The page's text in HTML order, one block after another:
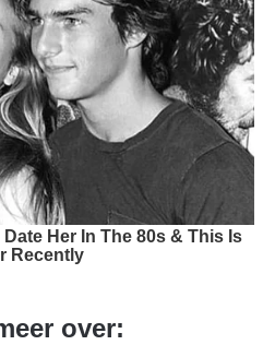
Her In The 80s & This Is
Recently
over: